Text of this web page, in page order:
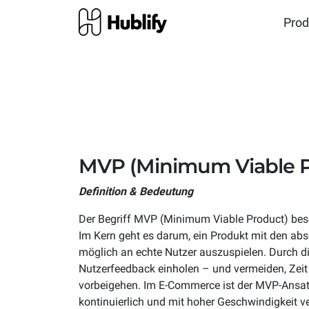
Hublify Billing
Verträge und Abo-
Rechnungen - Verwalten und
automatisch erledigen lassen
und eigenem Marktplatz.
Mode & Textil
Fashion-Workflows von der
Kollektion bis zur Retoure mit
Variantenmanagement,
Retourenabwicklung, Saison-
& Kollektionssteuerung.
Unser Digital Commerce &
Marketing Lexikon
Hier
Daten
MVP (Minimum Viable
Definition & Bedeutung
Der Begriff MVP (Minimum Viable Product)
Im Kern geht es darum, ein Produkt mit den
möglich an echte Nutzer auszuspielen. Durch
Nutzerfeedback einholen – und vermeiden,
vorbeigehen. Im E-Commerce ist der MVP-
kontinuierlich und mit hoher Geschwindigkeit